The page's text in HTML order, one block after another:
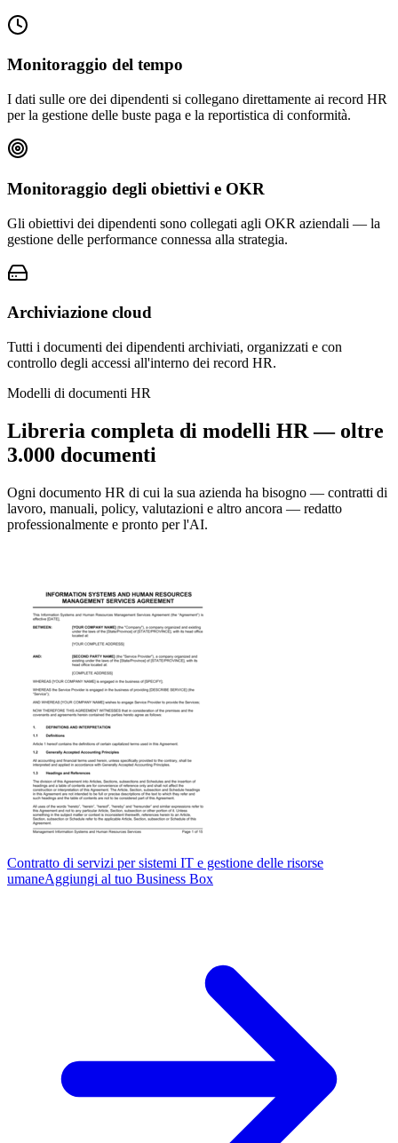
Monitoraggio del tempo
I dati sulle ore dei dipendenti si collegano direttamente ai record HR
per la gestione delle buste paga e la reportistica di conformità.
Monitoraggio degli obiettivi e OKR
Gli obiettivi dei dipendenti sono collegati agli OKR aziendali — la
gestione delle performance connessa alla strategia.
Archiviazione cloud
Tutti i documenti dei dipendenti archiviati, organizzati e con
controllo degli accessi all'interno dei record HR.
Modelli di documenti HR
Libreria completa di modelli HR — oltre
3.000 documenti
Ogni documento HR di cui la sua azienda ha bisogno — contratti di
lavoro, manuali, policy, valutazioni e altro ancora — redatto
professionalmente e pronto per l'AI.
Contratto di servizi per sistemi IT e gestione delle risorse
umaneAggiungi al tuo Business Box